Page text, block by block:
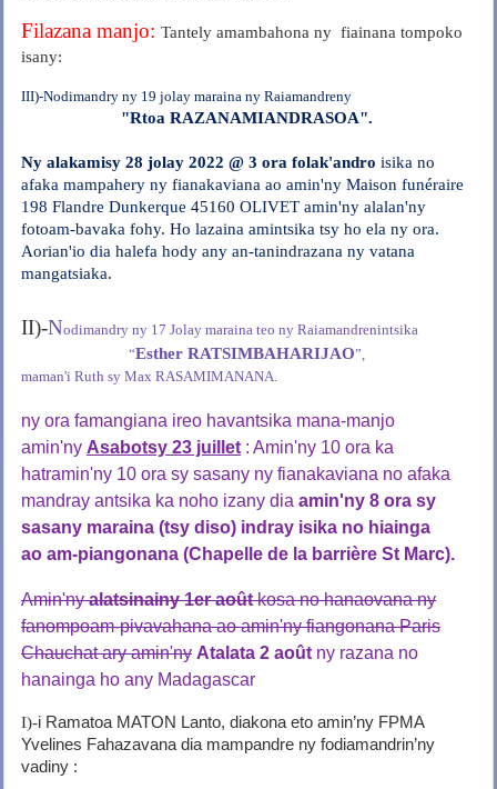
Filazana manjo: Tantely amambahona ny fiainana tompoko
isany:
III)-Nodimandry ny 19 jolay maraina ny Raiamandreny
"Rtoa RAZANAMIANDRASOA".
Ny alakamisy 28 jolay 2022 @ 3 ora folak'andro isika no
afaka mampahery ny fianakaviana ao amin'ny Maison funéraire
198 Flandre Dunkerque 45160 OLIVET amin'ny alalan'ny
fotoam-bavaka fohy. Ho lazaina amintsika tsy ho ela ny ora.
Aorian'io dia halefa hody any an-tanindrazana ny vatana
mangatsiaka.
II)-Nodimandry ny 17 Jolay maraina teo ny Raiamandrenintsika
“Esther RATSIMBAHARIJAO”,
maman'i Ruth sy Max RASAMIMANANA.
ny ora famangiana ireo havantsika mana-manjo
amin'ny Asabotsy 23 juillet : Amin'ny 10 ora ka
hatramin'ny 10 ora sy sasany ny fianakaviana no afaka
mandray antsika ka noho izany dia amin'ny 8 ora sy
sasany maraina (tsy diso) indray isika no hiainga
ao am-piangonana (Chapelle de la barrière St Marc).
Amin'nyalatsinainy 1er aoûtkosa no hanaovana ny
fanompoam-pivavahana ao amin'ny fiangonana Paris
Chauchat ary amin'ny Atalata 2 août ny razana no
hanainga ho any Madagascar
I)-i Ramatoa MATON Lanto, diakona eto amin’ny FPMA
Yvelines Fahazavana dia mampandre ny fodiamandrin’ny
vadiny :